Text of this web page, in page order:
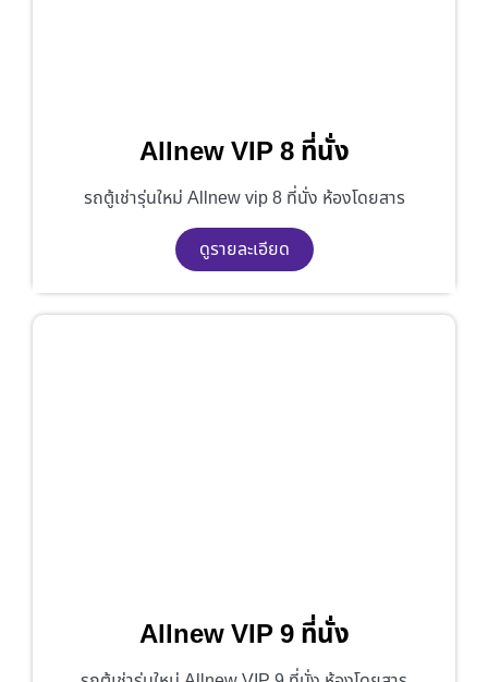
Allnew VIP 8 ที่นั่ง
รถตู้เช่ารุ่นใหม่ Allnew vip 8 ที่นั่ง ห้องโดยสาร
ดูรายละเอียด
Allnew VIP 9 ที่นั่ง